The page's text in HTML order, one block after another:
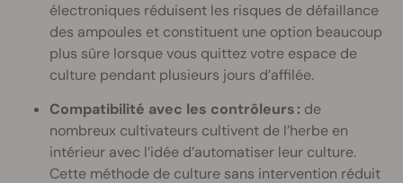
électroniques réduisent les risques de défaillance
des ampoules et constituent une option beaucoup
plus sûre lorsque vous quittez votre espace de
culture pendant plusieurs jours d’affilée.
Compatibilité avec les contrôleurs : de
nombreux cultivateurs cultivent de l’herbe en
intérieur avec l’idée d’automatiser leur culture.
Cette méthode de culture sans intervention réduit